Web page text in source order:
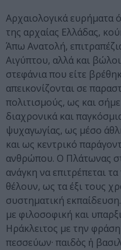
Αρχαιολογικά ευρήματα
της αρχαίας Ελλάδας,
Άπω Ανατολή,
Αιγύπτου, αλλά και
στεφάνια που είτε
απεικονίζονται σε
πολιτισμούς, ως και
διαχρονικά και
ψυχαγωγίας, ως μέσο
και ως κεντρικό
ανθρώπου. Ο Πλάτωνας
ανάγκη να επιτρέπεται
θέλουν, ως τα έξι τους
συστηματική
με φιλοσοφική και
Ηράκλειτος με την
πεσσεύων· παιδὸς ἡ